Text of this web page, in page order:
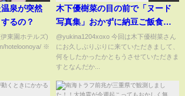
温泉が突然
るの？
東園ホテルズ)
hoteloonoya/ ※
木下優樹菜の目の前で「ヌード
写真集」おかずに納豆ご飯食べ
てフジモンについて聞いてみた
www
@yukina1204xoxo 今回は木下優樹菜さん
にお久しぶりぶりに来ていただきまして、
何をしたかったかともうさせていただきま
すとなんだか...